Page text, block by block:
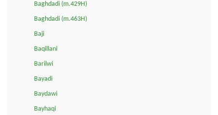
Baghdadi (m.429H)
Baghdadi (m.463H)
Baji
Baqillani
Barilwi
Bayadi
Baydawi
Bayhaqi